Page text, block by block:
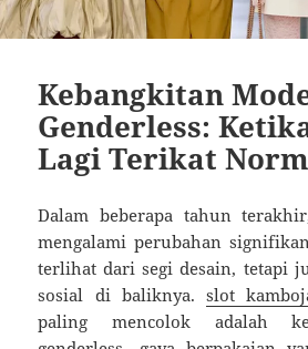
Kebangkitan
Genderless:
Lagi Terikat
Dalam beberapa tahun
mengalami perubahan
terlihat dari segi desain, tetapi
sosial di baliknya. slot
paling mencolok adalah